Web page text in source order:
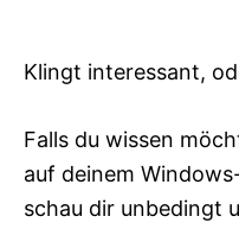
Klingt interessant,
Falls du wissen
auf deinem
schau dir unbedingt